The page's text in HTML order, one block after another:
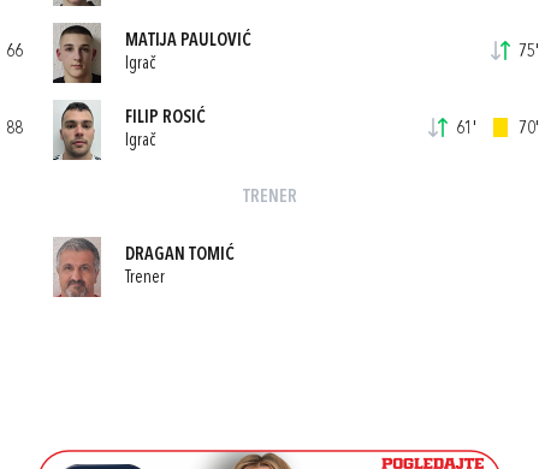
66
MATIJA PAULOVIĆ
Igrač
75'
88
FILIP ROSIĆ
Igrač
61' 70'
TRENER
DRAGAN TOMIĆ
Trener